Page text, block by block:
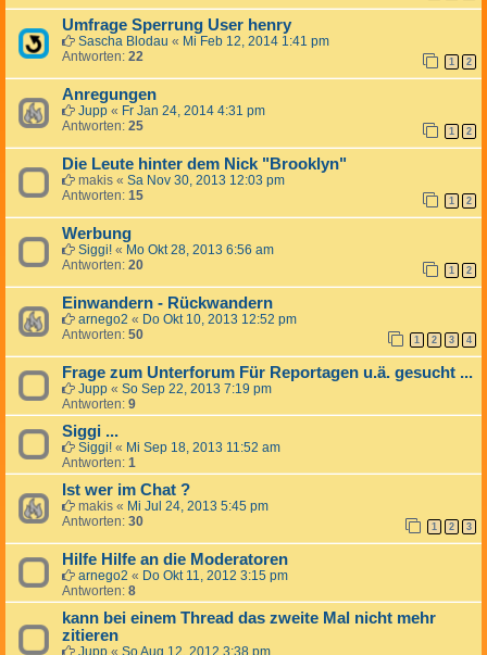
Umfrage Sperrung User henry
Sascha Blodau « Mi Feb 12, 2014 1:41 pm
Antworten: 22 1 2
Anregungen
Jupp « Fr Jan 24, 2014 4:31 pm
Antworten: 25 1 2
Die Leute hinter dem Nick "Brooklyn"
makis « Sa Nov 30, 2013 12:03 pm
Antworten: 15 1 2
Werbung
Siggi! « Mo Okt 28, 2013 6:56 am
Antworten: 20 1 2
Einwandern - Rückwandern
arnego2 « Do Okt 10, 2013 12:52 pm
Antworten: 50 1 2 3 4
Frage zum Unterforum Für Reportagen u.ä. gesucht ...
Jupp « So Sep 22, 2013 7:19 pm
Antworten: 9
Siggi ...
Siggi! « Mi Sep 18, 2013 11:52 am
Antworten: 1
Ist wer im Chat ?
makis « Mi Jul 24, 2013 5:45 pm
Antworten: 30 1 2 3
Hilfe Hilfe an die Moderatoren
arnego2 « Do Okt 11, 2012 3:15 pm
Antworten: 8
kann bei einem Thread das zweite Mal nicht mehr
zitieren